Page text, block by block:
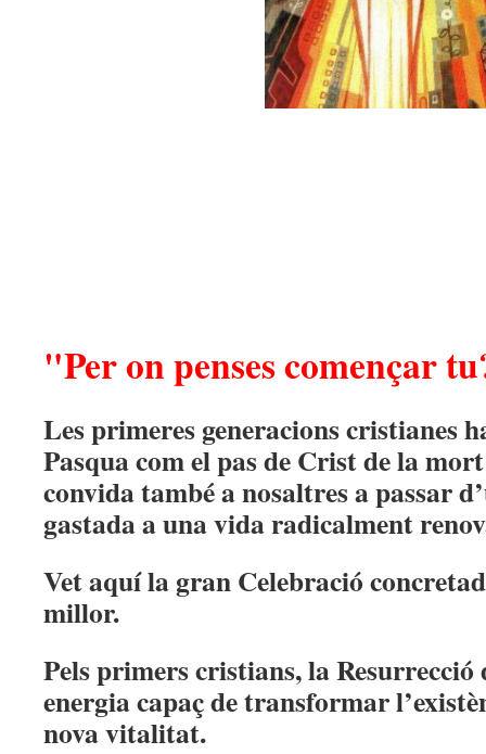
"Per on penses començar
Les primeres generacions cristianes
Pasqua com el pas de Crist de la
convida també a nosaltres a passar
gastada a una vida radicalment
Vet aquí la gran Celebració
millor.
Pels primers cristians, la
energia capaç de transformar
nova vitalitat.